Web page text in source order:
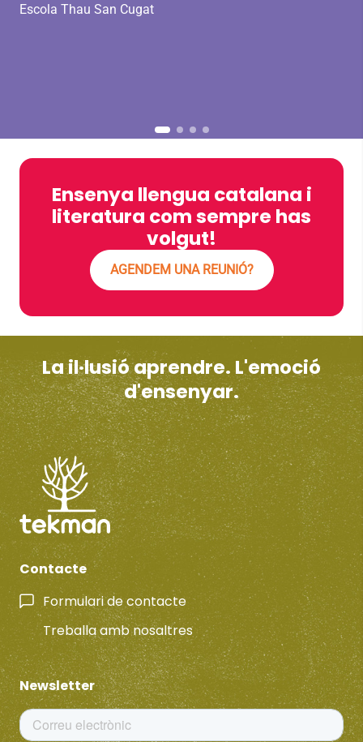
Escola Thau San Cugat
Ensenya llengua catalana i
literatura com sempre has
volgut!
AGENDEM UNA REUNIÓ?
La il·lusió aprendre. L'emoció
d'ensenyar.
Contacte
Formulari de contacte
Treballa amb nosaltres
Newsletter